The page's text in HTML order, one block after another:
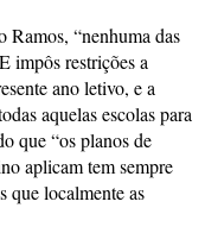
Ramos, “nenhuma das
impôs restrições a
ano letivo, e a
aquelas escolas para
que “os planos de
aplicam tem sempre
que localmente as